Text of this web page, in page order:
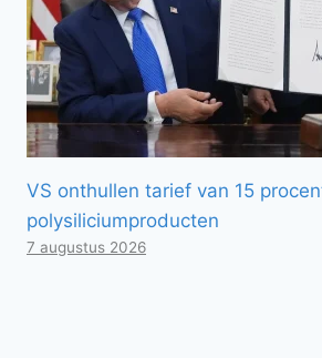
VS onthullen tarief van 15
polysiliciumproducten
7 augustus 2026